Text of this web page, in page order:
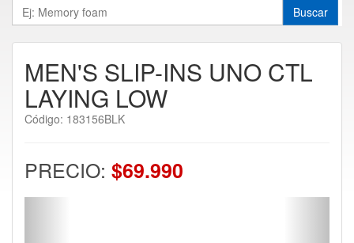
Buscar
MEN'S SLIP-INS UNO CTL
LAYING LOW
Código: 183156BLK
PRECIO: $69.990